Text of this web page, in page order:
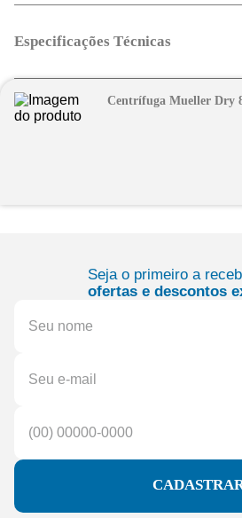
Especificações Técnicas
Centrífuga Mueller Dry
Seja o primeiro a
ofertas e descontos